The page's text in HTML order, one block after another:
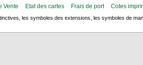
Vente Etat des cartes Frais de port Cotes
les symboles des extensions, les symboles de